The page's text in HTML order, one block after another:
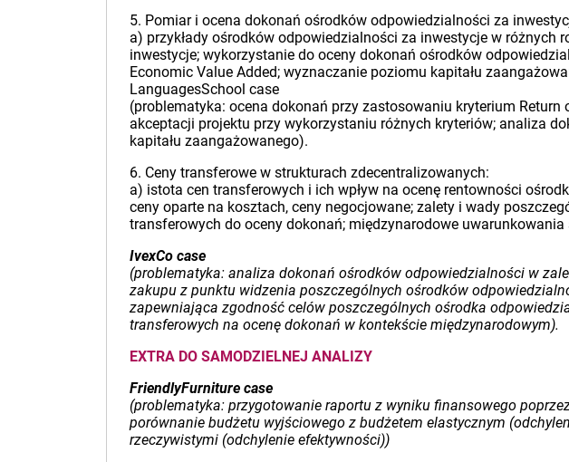
5. Pomiar i ocena dokonań ośrodków odpowiedzialności za
a) przykłady ośrodków odpowiedzialności za inwestycje w
inwestycje; wykorzystanie do oceny dokonań ośrodków
Economic Value Added; wyznaczanie poziomu kapitału
LanguagesSchool case
(problematyka: ocena dokonań przy zastosowaniu kryterium
akceptacji projektu przy wykorzystaniu różnych kryteriów; analiza
kapitału zaangażowanego).
6. Ceny transferowe w strukturach zdecentralizowanych:
a) istota cen transferowych i ich wpływ na ocenę rentowności
ceny oparte na kosztach, ceny negocjowane; zalety i wady
transferowych do oceny dokonań; międzynarodowe
IvexCo case
(problematyka: analiza dokonań ośrodków odpowiedzialności w
zakupu z punktu widzenia poszczególnych ośrodków
zapewniająca zgodność celów poszczególnych ośrodka
transferowych na ocenę dokonań w kontekście międzynarodowym).
EXTRA DO SAMODZIELNEJ ANALIZY
FriendlyFurniture case
(problematyka: przygotowanie raportu z wyniku finansowego
porównanie budżetu wyjściowego z budżetem elastycznym
rzeczywistymi (odchylenie efektywności))